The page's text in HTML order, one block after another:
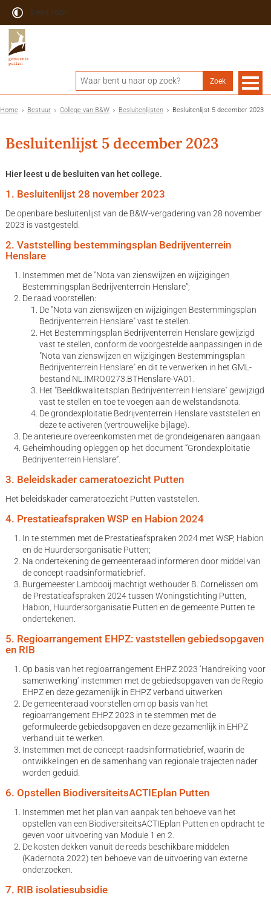
Lees voor
Home Bestuur College van B&W Besluitenlijsten Besluitenlijst 5 december 2023
Besluitenlijst 5 december 2023
Hier leest u de besluiten van het college.
1. Besluitenlijst 28 november 2023
De openbare besluitenlijst van de B&W-vergadering van 28 november
2023 is vastgesteld.
2. Vaststelling bestemmingsplan Bedrijventerrein
Henslare
Instemmen met de "Nota van zienswijzen en wijzigingen
Bestemmingsplan Bedrijventerrein Henslare";
De raad voorstellen:
De "Nota van zienswijzen en wijzigingen Bestemmingsplan
Bedrijventerrein Henslare" vast te stellen.
Het Bestemmingsplan Bedrijventerrein Henslare gewijzigd
vast te stellen, conform de voorgestelde aanpassingen in de
"Nota van zienswijzen en wijzigingen Bestemmingsplan
Bedrijventerrein Henslare" en dit te verwerken in het GML-
bestand NL.IMRO.0273.BTHenslare-VA01.
Het "Beeldkwaliteitsplan Bedrijventerrein Henslare" gewijzigd
vast te stellen en toe te voegen aan de welstandsnota.
De grondexploitatie Bedrijventerrein Henslare vaststellen en
deze te activeren (vertrouwelijke bijlage).
De anterieure overeenkomsten met de grondeigenaren aangaan.
Geheimhouding opleggen op het document “Grondexploitatie
Bedrijventerrein Henslare”.
3. Beleidskader cameratoezicht Putten
Het beleidskader cameratoezicht Putten vaststellen.
4. Prestatieafspraken WSP en Habion 2024
In te stemmen met de Prestatieafspraken 2024 met WSP, Habion
en de Huurdersorganisatie Putten;
Na ondertekening de gemeenteraad informeren door middel van
de concept-raadsinformatiebrief.
Burgemeester Lambooij machtigt wethouder B. Cornelissen om
de Prestatieafspraken 2024 tussen Woningstichting Putten,
Habion, Huurdersorganisatie Putten en de gemeente Putten te
ondertekenen.
5. Regioarrangement EHPZ: vaststellen gebiedsopgaven
en RIB
Op basis van het regioarrangement EHPZ 2023 ‘Handreiking voor
samenwerking’ instemmen met de gebiedsopgaven van de Regio
EHPZ en deze gezamenlijk in EHPZ verband uitwerken
De gemeenteraad voorstellen om op basis van het
regioarrangement EHPZ 2023 in te stemmen met de
geformuleerde gebiedsopgaven en deze gezamenlijk in EHPZ
verband uit te werken.
Instemmen met de concept-raadsinformatiebrief, waarin de
ontwikkelingen en de samenhang van regionale trajecten nader
worden geduid.
6. Opstellen BiodiversiteitsACTIEplan Putten
Instemmen met het plan van aanpak ten behoeve van het
opstellen van een BiodiversiteitsACTIEplan Putten en opdracht te
geven voor uitvoering van Module 1 en 2.
De kosten dekken vanuit de reeds beschikbare middelen
(Kadernota 2022) ten behoeve van de uitvoering van externe
onderzoeken.
7. RIB isolatiesubsidie